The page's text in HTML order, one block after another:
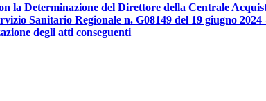
la Determinazione del Direttore della Centrale
Sanitario Regionale n. G08149 del 19 giugno 2024
degli atti conseguenti